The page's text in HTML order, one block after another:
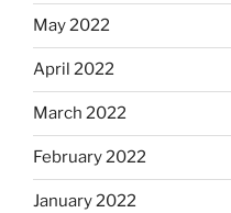
May 2022
April 2022
March 2022
February 2022
January 2022